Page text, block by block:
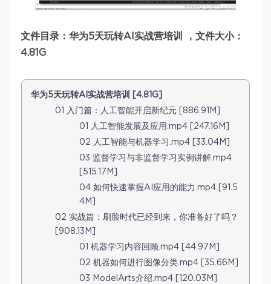
文件目录：华为5天玩转AI实战营培训 ，文件大小：
4.81G
华为5天玩转AI实战营培训 [4.81G]
01 入门篇：人工智能开启新纪元 [886.91M]
01 人工智能发展及应用.mp4 [247.16M]
02 人工智能与机器学习.mp4 [33.04M]
03 监督学习与非监督学习实例讲解.mp4
[515.17M]
04 如何快速掌握AI应用的能力.mp4 [91.5
4M]
02 实战篇：刷脸时代已经到来，你准备好了吗？
[908.13M]
01 机器学习内容回顾.mp4 [44.97M]
02 机器如何进行图像分类.mp4 [35.66M]
03 ModelArts介绍.mp4 [120.03M]